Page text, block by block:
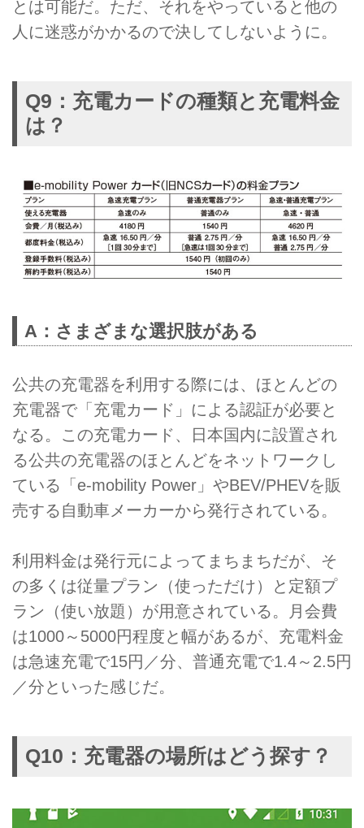
とは可能だ。ただ、それをやっていると他の
人に迷惑がかかるので決してしないように。
Q9：充電カードの種類と充電料金
は？
A：さまざまな選択肢がある
公共の充電器を利用する際には、ほとんどの
充電器で「充電カード」による認証が必要と
なる。この充電カード、日本国内に設置され
る公共の充電器のほとんどをネットワークし
ている「e-mobility Power」やBEV/PHEVを販
売する自動車メーカーから発行されている。
利用料金は発行元によってまちまちだが、そ
の多くは従量プラン（使っただけ）と定額プ
ラン（使い放題）が用意されている。月会費
は1000～5000円程度と幅があるが、充電料金
は急速充電で15円／分、普通充電で1.4～2.5円
／分といった感じだ。
Q10：充電器の場所はどう探す？